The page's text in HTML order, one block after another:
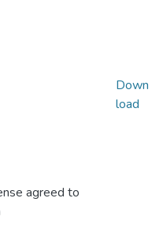
agreed to
Down
load